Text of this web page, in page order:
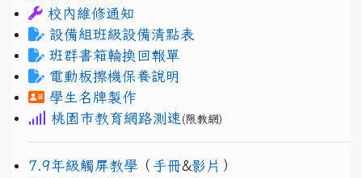
校內維修通知
設備組班級設備清點表
班群書箱輪換回報單
電動板擦機保養說明
學生名牌製作
桃園市教育網路測速 (限教網)
7.9年級觸屏教學 （ 手冊&影片 ）